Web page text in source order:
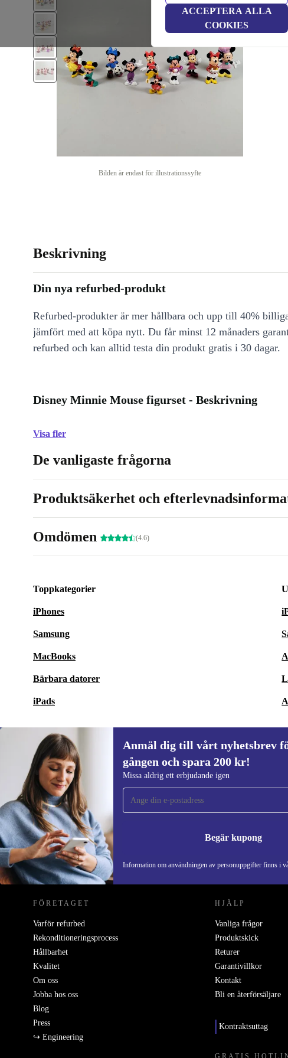
ACCEPTERA ALLA
COOKIES
Bilden är endast för illustrationssyfte
Beskrivning
Din nya refurbed-produkt
Refurbed-produkter är mer hållbara och upp till 40%
jämfört med att köpa nytt. Du får minst 12 månaders
refurbed och kan alltid testa din produkt gratis i 30 dagar.
Disney Minnie Mouse figurset - Beskrivning
Visa fler
De vanligaste frågorna
Produktsäkerhet och
Omdömen (4.6)
Toppkategorier
iPhones
Samsung
MacBooks
Bärbara datorer
iPads
Anmäl dig till vårt nyhetsbrev
gången och spara 200 kr!
Missa aldrig ett erbjudande igen
Begär kupong
Information om användningen av personuppgifter finns i
Anmäl dig till vårt nyhetsbrev för första
gången och spara 200 kr!
Missa aldrig ett erbjudande igen.
REFURBED SVERIGE - RETHINK NEW.
FÖRETAGET
Varför refurbed
Rekonditioneringsprocess
Hållbarhet
Kvalitet
Om oss
Jobba hos oss
Blog
Press
↪ Engineering
HJÄLP
Vanliga frågor
Produktskick
Returer
Garantivillkor
Kontakt
Bli en återförsäljare
Kontraktsuttag
GRATIS